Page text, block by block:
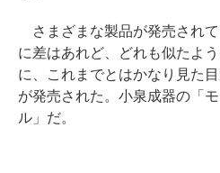
さまざまな製品が発売され
に差はあれど、どれも似たよ
に、これまでとはかなり見た
が発売された。小泉成器の「
ル」だ。